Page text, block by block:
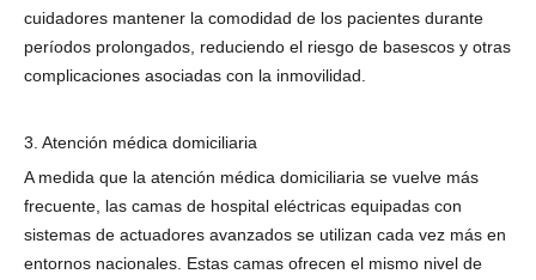
cuidadores mantener la comodidad de los pacientes durante
períodos prolongados, reduciendo el riesgo de basescos y otras
complicaciones asociadas con la inmovilidad.
3. Atención médica domiciliaria
A medida que la atención médica domiciliaria se vuelve más
frecuente, las camas de hospital eléctricas equipadas con
sistemas de actuadores avanzados se utilizan cada vez más en
entornos nacionales. Estas camas ofrecen el mismo nivel de